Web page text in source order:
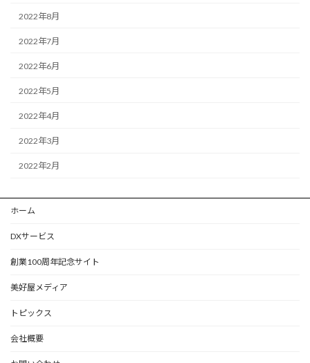
2022年8月
2022年7月
2022年6月
2022年5月
2022年4月
2022年3月
2022年2月
ホーム
DXサービス
創業100周年記念サイト
美好屋メディア
トピックス
会社概要